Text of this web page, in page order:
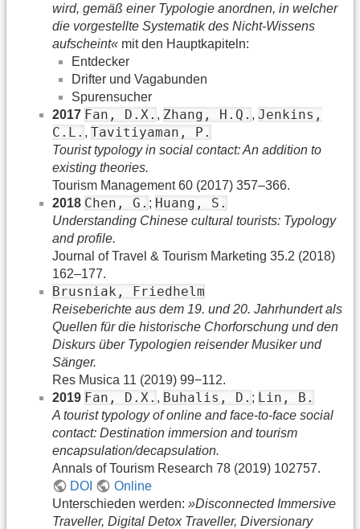
wird, gemäß einer Typologie anordnen, in welcher
die vorgestellte Systematik des Nicht-Wissens
aufscheint« mit den Hauptkapiteln:
Entdecker
Drifter und Vagabunden
Spurensucher
2017 Fan, D.X. , Zhang, H.Q. , Jenkins,
C.L. , Tavitiyaman, P.
Tourist typology in social contact: An addition to
existing theories.
Tourism Management 60 (2017) 357–366.
2018 Chen, G. ; Huang, S.
Understanding Chinese cultural tourists: Typology
and profile.
Journal of Travel & Tourism Marketing 35.2 (2018)
162–177.
Brusniak, Friedhelm
Reiseberichte aus dem 19. und 20. Jahrhundert als
Quellen für die historische Chorforschung und den
Diskurs über Typologien reisender Musiker und
Sänger.
Res Musica 11 (2019) 99−112.
2019 Fan, D.X. , Buhalis, D. ; Lin, B.
A tourist typology of online and face-to-face social
contact: Destination immersion and tourism
encapsulation/decapsulation.
Annals of Tourism Research 78 (2019) 102757.
DOI
Online
Unterschieden werden: »Disconnected Immersive
Traveller, Digital Detox Traveller, Diversionary